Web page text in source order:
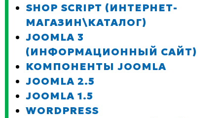
SHOP SCRIPT (ИНТЕРНЕТ-
МАГАЗИН\КАТАЛОГ)
JOOMLA 3
(ИНФОРМАЦИОННЫЙ САЙТ)
КОМПОНЕНТЫ JOOMLA
JOOMLA 2.5
JOOMLA 1.5
WORDPRESS